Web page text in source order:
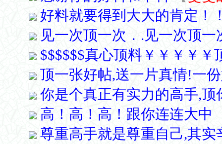
好料就要得到大大的肯定！
见一次顶一次．.见一次顶一
$$$$$$真心顶料￥￥￥￥
顶一张好帖,送一片真情!一
你是个真正有实力的高手,顶
高！高！高！跟你连连大中
尊重高手就是尊重自己,其实